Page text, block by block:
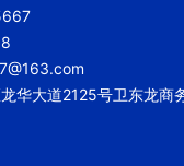
华大道2125号卫东龙商